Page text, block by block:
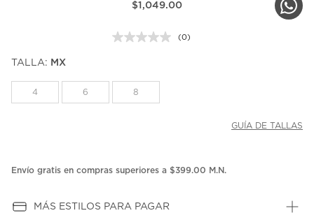
$1,049.00
Sin
(0)
TALLA: MX
4 6 8
GUÍA DE TALLAS
Envío gratis en compras superiores a $399.00 M.N.
MÁS ESTILOS PARA PAGAR